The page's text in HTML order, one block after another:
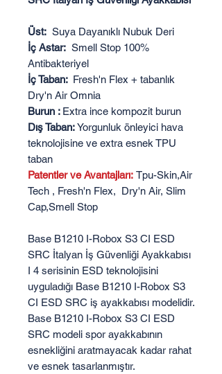
Üst: Suya Dayanıklı Nubuk Deri
İç Astar: Smell Stop 100%
Antibakteriyel
İç Taban: Fresh'n Flex + tabanlık
Dry'n Air Omnia
Burun : Extra ince kompozit burun
Dış Taban:Yorgunluk önleyici hava
teknolojisine ve extra esnek TPU
taban
Patentler ve Avantajları: Tpu-Skin,Air
Tech , Fresh'n Flex, Dry'n Air, Slim
Cap,Smell Stop
Base B1210 I-Robox S3 CI ESD
SRC İtalyan İş Güvenliği Ayakkabısı
I 4 serisinin ESD teknolojisini
uyguladığı Base B1210 I-Robox S3
CI ESD SRC iş ayakkabısı modelidir.
Base B1210 I-Robox S3 CI ESD
SRC modeli spor ayakkabının
esnekliğini aratmayacak kadar rahat
ve esnek tasarlanmıştır.